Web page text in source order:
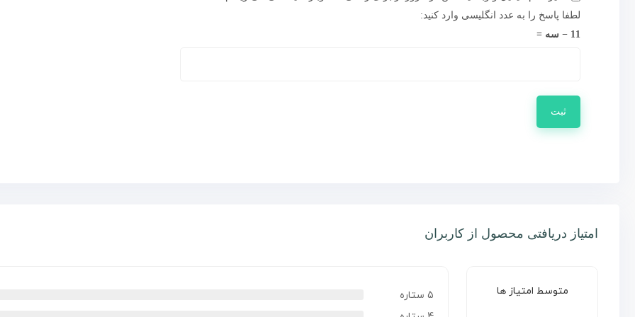
لطفا پاسخ را به عدد انگلیسی وارد کنید:
11 − سه =
امتیاز دریافتی محصول از کاربران
متوسط امتیاز ها
5 ستاره